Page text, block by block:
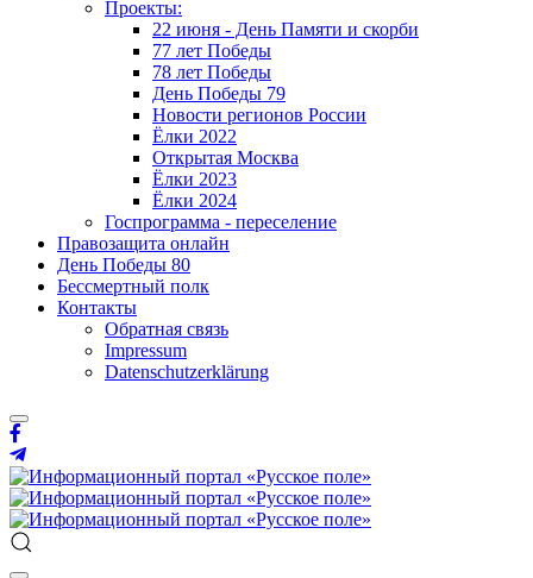
Проекты:
22 июня - День Памяти и скорби
77 лет Победы
78 лет Победы
День Победы 79
Новости регионов России
Ёлки 2022
Открытая Москва
Ёлки 2023
Ёлки 2024
Госпрограмма - переселение
Правозащита онлайн
День Победы 80
Бессмертный полк
Контакты
Обратная связь
Impressum
Datenschutzerklärung